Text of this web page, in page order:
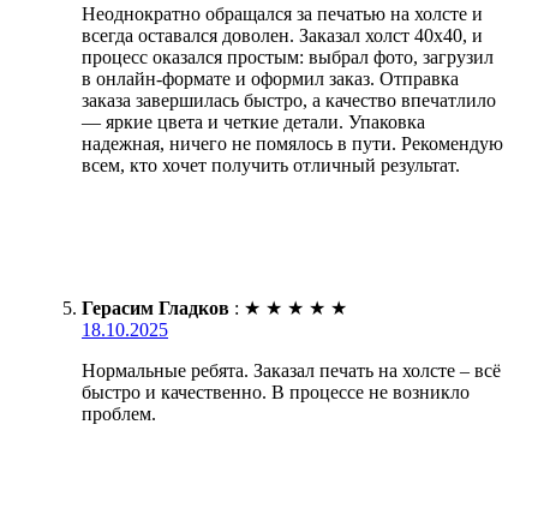
Неоднократно обращался за печатью на холсте и
всегда оставался доволен. Заказал холст 40х40, и
процесс оказался простым: выбрал фото, загрузил
в онлайн-формате и оформил заказ. Отправка
заказа завершилась быстро, а качество впечатлило
— яркие цвета и четкие детали. Упаковка
надежная, ничего не помялось в пути. Рекомендую
всем, кто хочет получить отличный результат.
Герасим Гладков : ★ ★ ★ ★ ★
18.10.2025
Нормальные ребята. Заказал печать на холсте – всё
быстро и качественно. В процессе не возникло
проблем.